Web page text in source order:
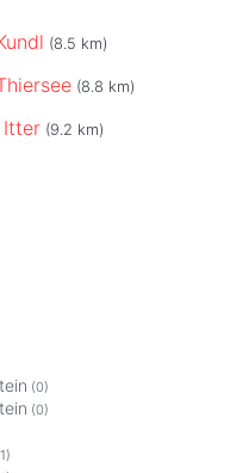
(8.5 km)
(8.8 km)
Itter (9.2 km)
(0)
(0)